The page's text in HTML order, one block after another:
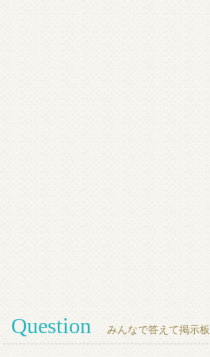
Question みんなで答えて掲示板